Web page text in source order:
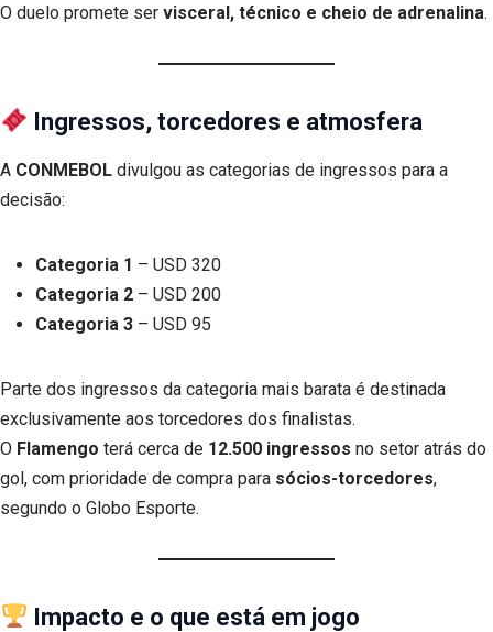
O duelo promete ser visceral, técnico e cheio de adrenalina.
Ingressos, torcedores e atmosfera
A CONMEBOL divulgou as categorias de ingressos para a
decisão:
Categoria 1 – USD 320
Categoria 2 – USD 200
Categoria 3 – USD 95
Parte dos ingressos da categoria mais barata é destinada
exclusivamente aos torcedores dos finalistas.
O Flamengo terá cerca de 12.500 ingressos no setor atrás do
gol, com prioridade de compra para sócios-torcedores,
segundo o Globo Esporte.
Impacto e o que está em jogo